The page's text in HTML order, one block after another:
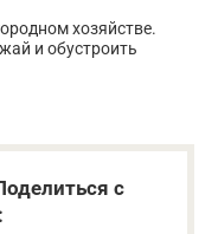
хозяйстве.
и обустроить
с